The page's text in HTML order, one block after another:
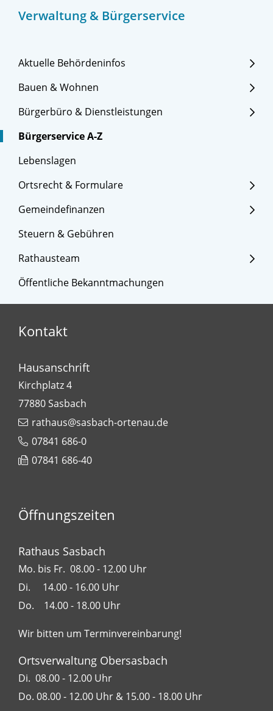
Verwaltung & Bürgerservice
Aktuelle Behördeninfos
Bauen & Wohnen
Bürgerbüro & Dienstleistungen
Bürgerservice A-Z
Lebenslagen
Ortsrecht & Formulare
Gemeindefinanzen
Steuern & Gebühren
Rathausteam
Öffentliche Bekanntmachungen
Kontakt
Hausanschrift
Kirchplatz 4
77880Sasbach
rathaus@sasbach-ortenau.de
07841 686-0
07841 686-40
Öffnungszeiten
Rathaus Sasbach
Mo. bis Fr. 08.00 - 12.00 Uhr
Di. 14.00 - 16.00 Uhr
Do. 14.00 - 18.00 Uhr
Wir bitten um Terminvereinbarung!
Ortsverwaltung Obersasbach
Di. 08.00 - 12.00 Uhr
Do. 08.00 - 12.00 Uhr & 15.00 - 18.00 Uhr